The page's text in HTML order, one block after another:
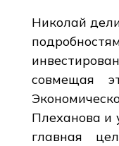
Николай
совмещая
Плеханова и
главная